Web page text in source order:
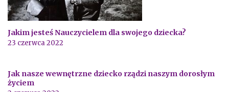
Jakim jesteś Nauczycielem dla swojego dziecka?
23 czerwca 2022
Jak nasze wewnętrzne dziecko rządzi naszym dorosłym
życiem